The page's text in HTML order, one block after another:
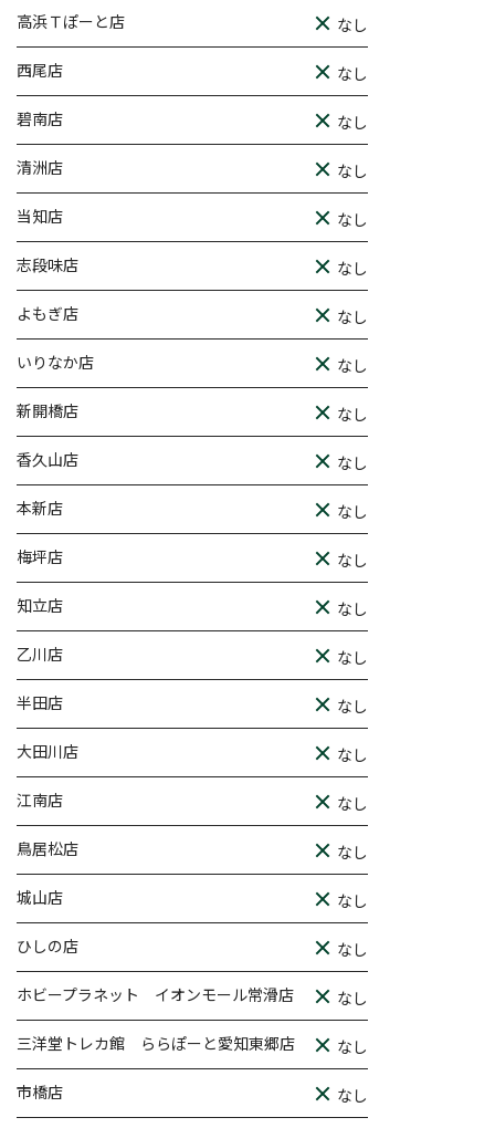
高浜Ｔぽーと店 なし
西尾店 なし
碧南店 なし
清洲店 なし
当知店 なし
志段味店 なし
よもぎ店 なし
いりなか店 なし
新開橋店 なし
香久山店 なし
本新店 なし
梅坪店 なし
知立店 なし
乙川店 なし
半田店 なし
大田川店 なし
江南店 なし
鳥居松店 なし
城山店 なし
ひしの店 なし
ホビープラネット イオンモール常滑店 なし
三洋堂トレカ館 ららぽーと愛知東郷店 なし
市橋店 なし